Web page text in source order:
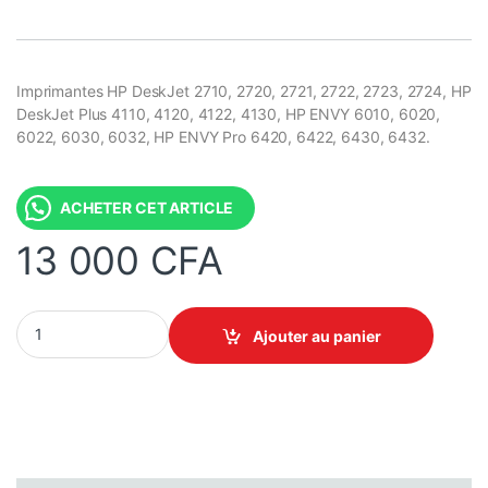
Imprimantes HP DeskJet 2710, 2720, 2721, 2722, 2723, 2724, HP
DeskJet Plus 4110, 4120, 4122, 4130, HP ENVY 6010, 6020,
6022, 6030, 6032, HP ENVY Pro 6420, 6422, 6430, 6432.
ACHETER CET ARTICLE
13 000 CFA
Cartouche HP 305 Original - Noir quantity
Ajouter au panier